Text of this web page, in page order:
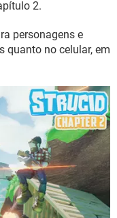
2.
personagens e
quanto no celular, em